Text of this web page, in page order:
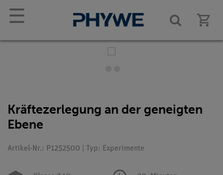
☰
Kräftezerlegung an der geneigten
Ebene
Artikel-Nr.: P1252500 | Typ: Experimente